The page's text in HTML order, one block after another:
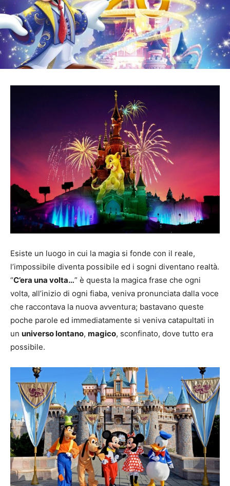
Esiste un luogo in cui la magia si fonde con il reale,
l’impossibile diventa possibile ed i sogni diventano realtà.
“C’era una volta…” è questa la magica frase che ogni
volta, all’inizio di ogni fiaba, veniva pronunciata dalla voce
che raccontava la nuova avventura; bastavano queste
poche parole ed immediatamente si veniva catapultati in
un universo lontano, magico, sconfinato, dove tutto era
possibile.